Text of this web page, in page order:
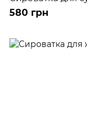
580 грн